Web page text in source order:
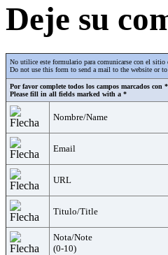
Deje su
No utilice este formulario para comunicarse con el
Do not use this form to send a mail to the website or
Por favor complete todos los campos marcados con *
Please fill in all fields marked with a *
Nombre/Name
Email
URL
Titulo/Title
Nota/Note
(0-10)